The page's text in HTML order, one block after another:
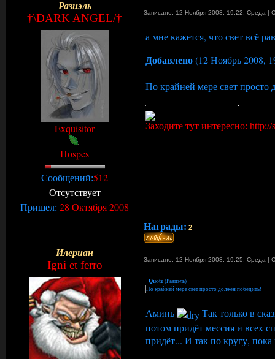
Разиэль
†\DARK ANGEL/† Записано: 12 Ноября 2008, 19:22, Среда |
Exquisitor
Hospes
Сообщений:512
Отсутствует
Пришел: 28 Октября 2008
а мне кажется, что свет всё
Добавлено(12 Ноябрь 2008,
По крайней мере свет просто
Заходите тут интересно:
Награды: 2
Илериан
Igni et ferro Записано: 12 Ноября 2008, 19:25, Среда |
Quote(Разиэль)
По крайней мере свет просто должен победить!
Аминь
Так только в
потом придёт мессия и всех
придёт... И так по кругу,